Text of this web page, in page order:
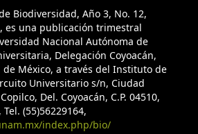
de México (Tesis). Facultad de
Nacional Autónoma de México. Cd. de
y Novelo, E. (2017). Ecología de
que habitan ambientes lóticos de
de México. Hidrobiológica, 27,
Biodiversidad, Año 3, No. 12,
es una publicación trimestral
Nacional Autónoma de
Delegación Coyoacán,
de México, a través del Instituto de
Universitario s/n, Ciudad
Del. Coyoacán, C.P. 04510,
(55)56229164,
index.php/bio/